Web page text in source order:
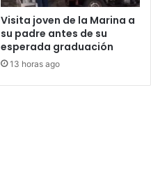
Visita joven de la Marina a
su padre antes de su
esperada graduación
13 horas ago